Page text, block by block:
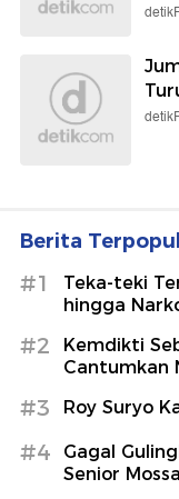
Berita
#1
Teka-teki
hingga
#2
Kemdikti
Cantumkan
#3 Roy Suryo
#4
Gagal
Senior